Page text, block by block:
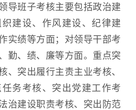
导班子考核主要包括政治建
建设、作风建设、纪律建
实绩等方面；对领导干部考
勤、绩、廉等方面。重点突
、突出履行主责主业考核、
务考核、突出党建工作考
治建设职责考核、突出防范